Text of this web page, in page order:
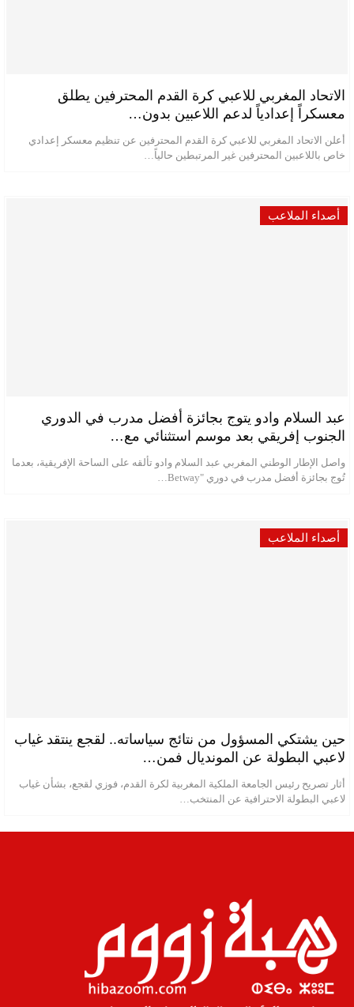
الاتحاد المغربي للاعبي كرة القدم المحترفين يطلق
معسكراً إعدادياً لدعم اللاعبين بدون…
أعلن الاتحاد المغربي للاعبي كرة القدم المحترفين عن تنظيم معسكر إعدادي
خاص باللاعبين المحترفين غير المرتبطين حالياً…
أصداء الملاعب
عبد السلام وادو يتوج بجائزة أفضل مدرب في الدوري
الجنوب إفريقي بعد موسم استثنائي مع…
واصل الإطار الوطني المغربي عبد السلام وادو تألقه على الساحة الإفريقية، بعدما
تُوج بجائزة أفضل مدرب في دوري "Betway…
أصداء الملاعب
حين يشتكي المسؤول من نتائج سياساته.. لقجع ينتقد غياب
لاعبي البطولة عن المونديال فمن…
أثار تصريح رئيس الجامعة الملكية المغربية لكرة القدم، فوزي لقجع، بشأن غياب
لاعبي البطولة الاحترافية عن المنتخب…